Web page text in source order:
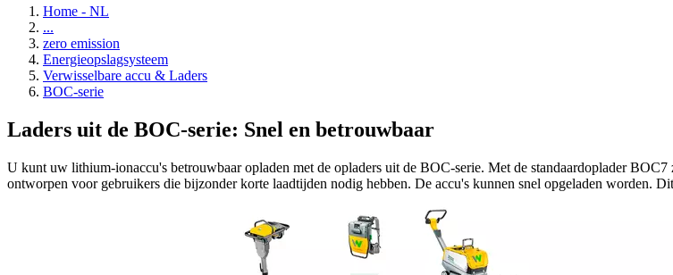
Home - NL
...
zero emission
Energieopslagsysteem
Verwisselbare accu & Laders
BOC-serie
Laders uit de BOC-serie: Snel en betrouwbaar
U kunt uw lithium-ionaccu's betrouwbaar opladen met de opladers uit de BOC-serie. Met de standaardoplader
ontworpen voor gebruikers die bijzonder korte laadtijden nodig hebben. De accu's kunnen snel opgeladen worden.